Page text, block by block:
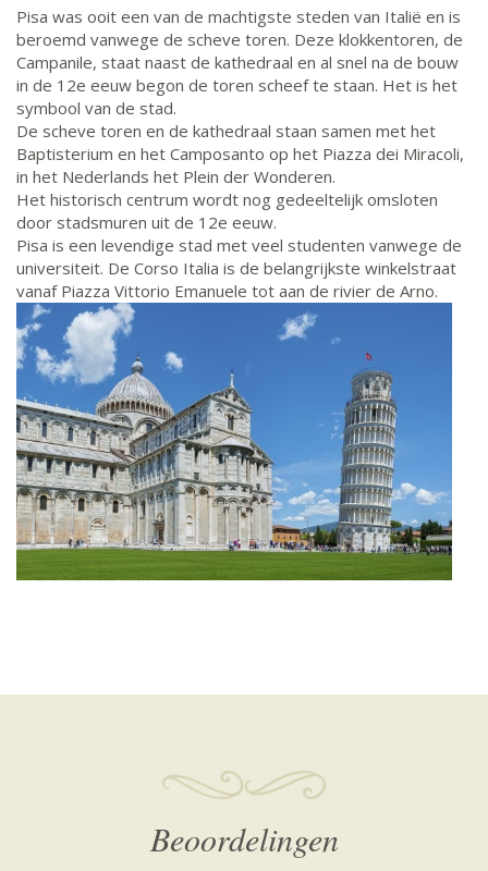
Pisa was ooit een van de machtigste steden van Italië en is
beroemd vanwege de scheve toren. Deze klokkentoren, de
Campanile, staat naast de kathedraal en al snel na de bouw
in de 12e eeuw begon de toren scheef te staan. Het is het
symbool van de stad.
De scheve toren en de kathedraal staan samen met het
Baptisterium en het Camposanto op het Piazza dei Miracoli,
in het Nederlands het Plein der Wonderen.
Het historisch centrum wordt nog gedeeltelijk omsloten
door stadsmuren uit de 12e eeuw.
Pisa is een levendige stad met veel studenten vanwege de
universiteit. De Corso Italia is de belangrijkste winkelstraat
vanaf Piazza Vittorio Emanuele tot aan de rivier de Arno.
Beoordelingen